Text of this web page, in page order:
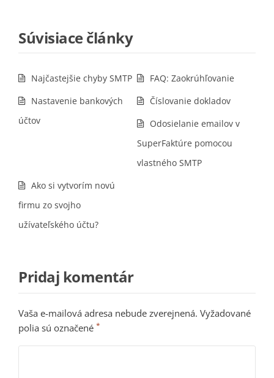
Súvisiace články
Najčastejšie chyby SMTP
FAQ: Zaokrúhľovanie
Nastavenie bankových
účtov
Číslovanie dokladov
Odosielanie emailov v
SuperFaktúre pomocou
vlastného SMTP
Ako si vytvorím novú
firmu zo svojho
užívateľského účtu?
Pridaj komentár
Vaša e-mailová adresa nebude zverejnená. Vyžadované
polia sú označené *